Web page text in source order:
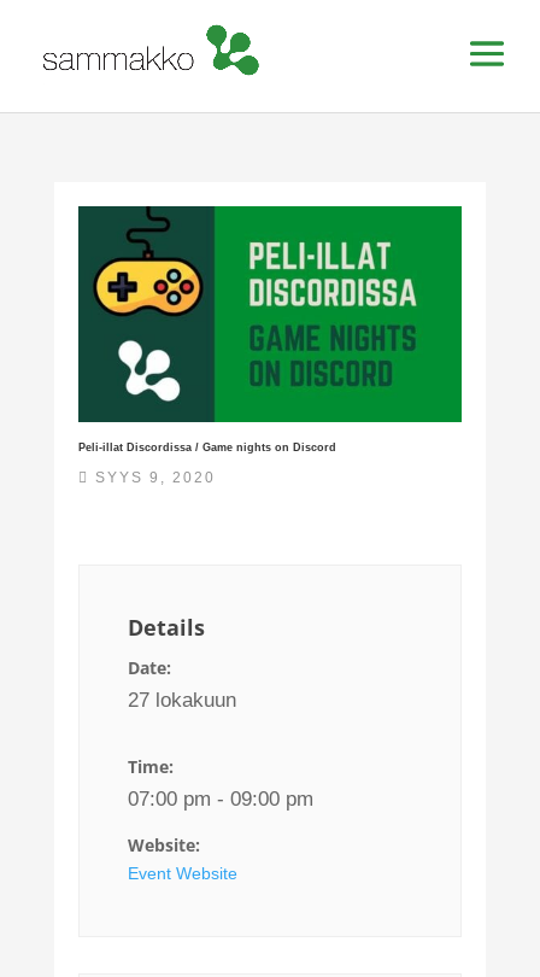
Peli-illat Discordissa / Game nights on Discord
SYYS 9, 2020
Details
Date:
27 lokakuun
Time:
07:00 pm - 09:00 pm
Website:
Event Website